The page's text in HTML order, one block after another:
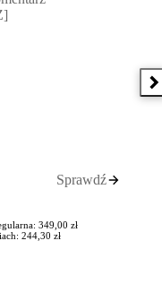
Sprawdź
349,00 zł
244,30 zł